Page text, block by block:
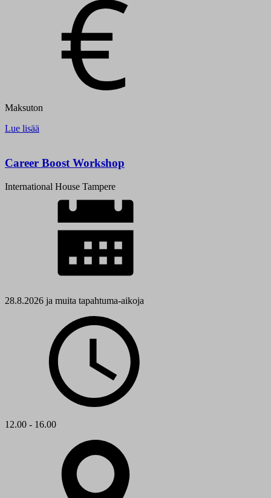
Maksuton
Lue lisää
Career Boost Workshop
International House Tampere
28.8.2026 ja muita tapahtuma-aikoja
12.00 - 16.00